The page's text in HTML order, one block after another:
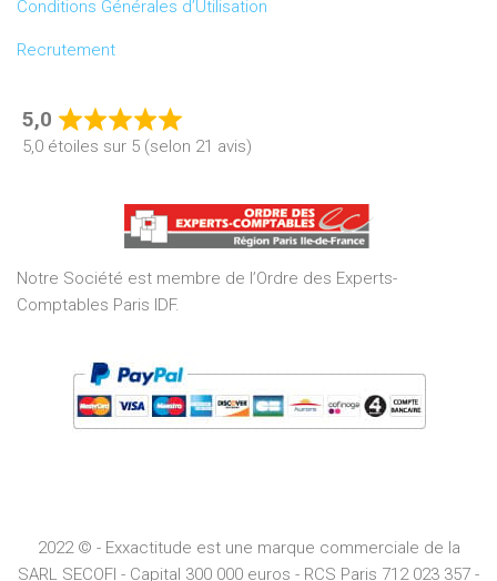
Conditions Générales d’Utilisation
Recrutement
5,0
Rated
5,0
of
5
5,0 étoiles sur 5 (selon 21 avis)
Notre Société est membre de l’Ordre des Experts-
Comptables Paris IDF.
2022 © - Exxactitude est une marque commerciale de la
SARL SECOFI - Capital 300 000 euros - RCS Paris 712 023 357 -